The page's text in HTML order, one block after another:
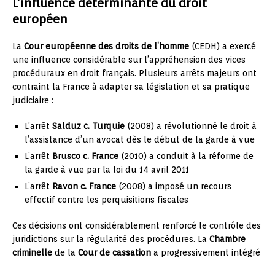
européen
La Cour européenne des droits de l’homme (CEDH) a exercé
une influence considérable sur l’appréhension des vices
procéduraux en droit français. Plusieurs arrêts majeurs ont
contraint la France à adapter sa législation et sa pratique
judiciaire :
L’arrêt Salduz c. Turquie (2008) a révolutionné le droit à
l’assistance d’un avocat dès le début de la garde à vue
L’arrêt Brusco c. France (2010) a conduit à la réforme de
la garde à vue par la loi du 14 avril 2011
L’arrêt Ravon c. France (2008) a imposé un recours
effectif contre les perquisitions fiscales
Ces décisions ont considérablement renforcé le contrôle des
juridictions sur la régularité des procédures. La Chambre
criminelle de la Cour de cassation a progressivement intégré